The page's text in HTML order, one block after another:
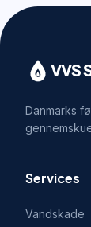
VVS
Danmarks
Services
Vandskade